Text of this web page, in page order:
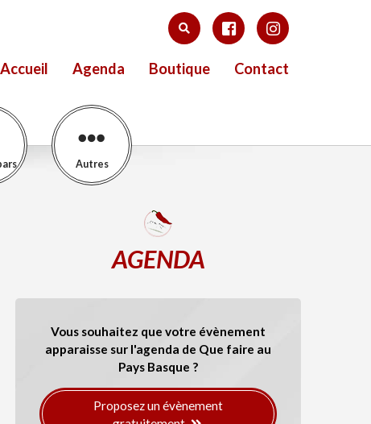
Accueil Agenda Boutique Contact
Autres
AGENDA
Vous souhaitez que votre évènement
apparaisse sur l'agenda de Que faire au
Pays Basque ?
Proposez un évènement